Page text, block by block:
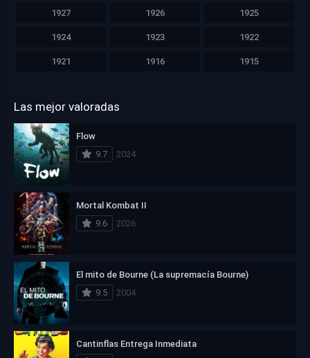
1927 1926 1925
1924 1923 1922
1921 1916 1915
Las mejor valoradas
Flow
9.7
2024
Mortal Kombat II
9.6
2026
El mito de Bourne (La supremacía Bourne)
9.5
2004
Cantinflas Entrega Inmediata